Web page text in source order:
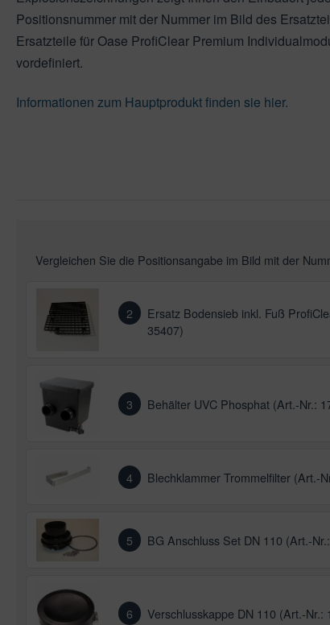
Positionsnummer mit der Nummer im Bild des
Ersatzteile für Oase ProfiClear Premium
vordefiniert.
Informationen zum Hauptprodukt finden sie hier.
Vergleichen Sie die Positionsangabe im Bild mit der
2
Ersatz Bodensieb inkl. Fuß
35407)
3 Behälter UVC Phosphat (Art.-Nr.:
4 Blechklammer Trommelfilter (Art.-
5 BG Anschluss Set DN 110 (Art.-
6 Verschlusskappe DN 110 (Art.-Nr.:
& Wasserspiele